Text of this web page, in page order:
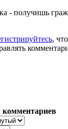
- получишь
,
комментариев